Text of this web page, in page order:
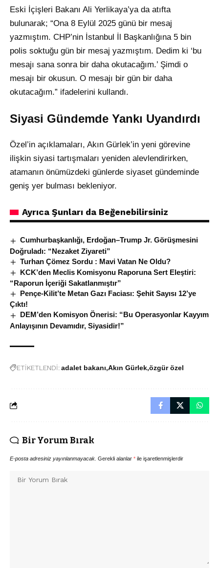
Eski İçişleri Bakanı Ali Yerlikaya’ya da atıfta
bulunarak; “Ona 8 Eylül 2025 günü bir mesaj
yazmıştım. CHP’nin İstanbul İl Başkanlığına 5 bin
polis soktuğu gün bir mesaj yazmıştım. Dedim ki ‘bu
mesajı sana sonra bir daha okutacağım.’ Şimdi o
mesajı bir okusun. O mesajı bir gün bir daha
okutacağım.” ifadelerini kullandı.
Siyasi Gündemde Yankı Uyandırdı
Özel’in açıklamaları, Akın Gürlek’in yeni görevine
ilişkin siyasi tartışmaları yeniden alevlendirirken,
atamanın önümüzdeki günlerde siyaset gündeminde
geniş yer bulması bekleniyor.
Ayrıca Şunları da Beğenebilirsiniz
Cumhurbaşkanlığı, Erdoğan–Trump Jr. Görüşmesini
Doğruladı: “Nezaket Ziyareti”
Turhan Çömez Sordu : Mavi Vatan Ne Oldu?
KCK’den Meclis Komisyonu Raporuna Sert Eleştiri:
“Raporun İçeriği Sakatlanmıştır”
Pençe-Kilit’te Metan Gazı Faciası: Şehit Sayısı 12’ye
Çıktı!
DEM’den Komisyon Önerisi: “Bu Operasyonlar Kayyım
Anlayışının Devamıdır, Siyasidir!”
ETİKETLENDİ:adalet bakanı Akın Gürlek özgür özel
Bir Yorum Bırak
E-posta adresiniz yayınlanmayacak. Gerekli alanlar * ile işaretlenmişlerdir